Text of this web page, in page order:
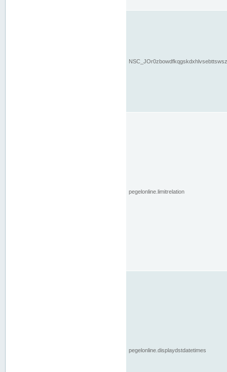
pegelonline.limitrelation
pegelonline.displaydstdatetimes